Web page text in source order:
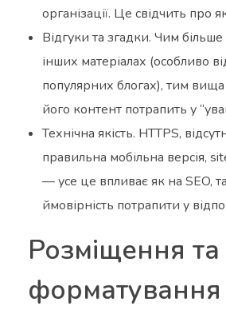
організації. Це свідчить про
Відгуки та згадки. Чим більше
інших матеріалах (особливо
популярних блогах), тим
його контент потрапить у
Технічна якість. HTTPS,
правильна мобільна версія,
— усе це впливає як на SEO,
ймовірність потрапити у
Розміщення та